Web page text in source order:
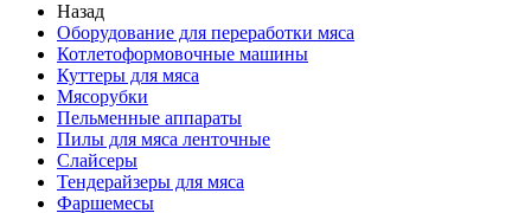
Назад
Оборудование для переработки мяса
Котлетоформовочные машины
Куттеры для мяса
Мясорубки
Пельменные аппараты
Пилы для мяса ленточные
Слайсеры
Тендерайзеры для мяса
Фаршемесы